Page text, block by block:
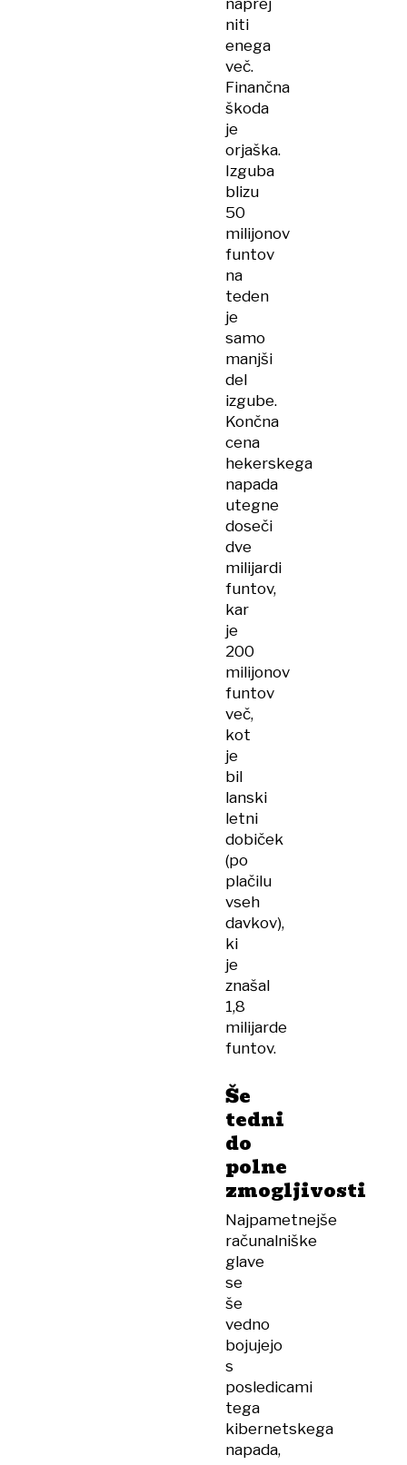
naprej
niti
enega
več.
Finančna
škoda
je
orjaška.
Izguba
blizu
50
milijonov
funtov
na
teden
je
samo
manjši
del
izgube.
Končna
cena
hekerskega
napada
utegne
doseči
dve
milijardi
funtov,
kar
je
200
milijonov
funtov
več,
kot
je
bil
lanski
letni
dobiček
(po
plačilu
vseh
davkov),
ki
je
znašal
1,8
milijarde
funtov.
Še
tedni
do
polne
zmogljivosti
Najpametnejše
računalniške
glave
se
še
vedno
bojujejo
s
posledicami
tega
kibernetskega
napada,